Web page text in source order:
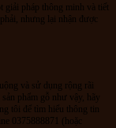
giải pháp thông minh và tiết
nhưng lại nhận được
và sử dụng rộng rãi
phẩm gỗ như vậy, hãy
tôi để tìm hiểu thông tin
0375888871 (hoặc